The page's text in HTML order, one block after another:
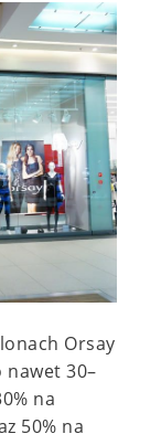
Orsay
30–
na
50% na